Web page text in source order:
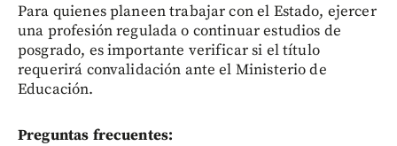
Para quienes planeen trabajar con el Estado, ejercer
una profesión regulada o continuar estudios de
posgrado, es importante verificar si el título
requerirá convalidación ante el Ministerio de
Educación.
Preguntas frecuentes: